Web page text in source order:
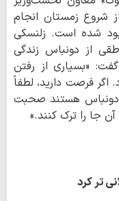
شروع زمستان انجام
شده است. زلنسکی
از دونباس زندگی
«بسیاری از رفتن
اگر فرصت دارید، لطفاً
دونباس هستند صحبت
جا را ترک کنند.»
تر کرد